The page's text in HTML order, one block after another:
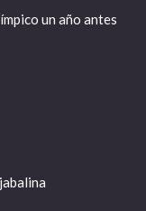
un año antes